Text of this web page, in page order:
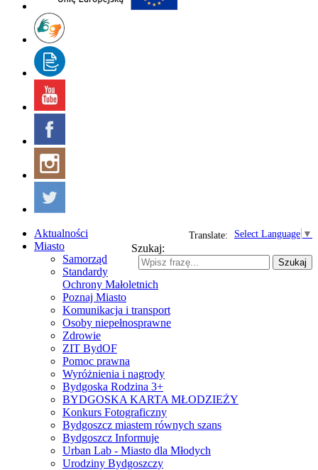
Select Language ▼
Translate:
Szukaj:
Szukaj
Aktualności
Miasto
Samorząd
Standardy
Ochrony Małoletnich
Poznaj Miasto
Komunikacja i transport
Osoby niepełnosprawne
Zdrowie
ZIT BydOF
Pomoc prawna
Wyróżnienia i nagrody
Bydgoska Rodzina 3+
BYDGOSKA KARTA MŁODZIEŻY
Konkurs Fotograficzny
Bydgoszcz miastem równych szans
Bydgoszcz Informuje
Urban Lab - Miasto dla Młodych
Urodziny Bydgoszczy